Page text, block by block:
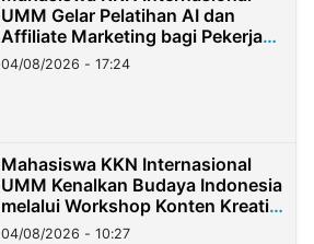
UMM Gelar Pelatihan AI dan
Affiliate Marketing bagi Pekerja
Migran Indonesia di Taiwan
04/08/2026 - 17:24
Mahasiswa KKN Internasional
UMM Kenalkan Budaya Indonesia
melalui Workshop Konten Kreatif
di Taiwan
04/08/2026 - 10:27